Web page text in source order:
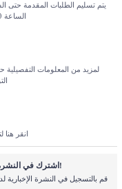
الساعة 18:00 مساءً. انقر هنا للمناطق
لمزيد من المعلومات التفصيلية
انقر هنا
اشترك في النشرة الإخبارية الإلكترونية، لا تفوت الفرص!
قم بالتسجيل في النشرة